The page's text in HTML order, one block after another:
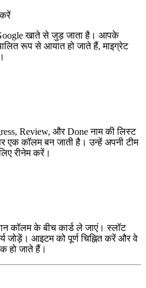
खाते से जुड़ जाता है। आपके
रूप से आयात हो जाते हैं, माइग्रेट
Review, और Done नाम की लिस्ट
एक कॉलम बन जाती है। उन्हें अपनी टीम
रीनेम करें।
कॉलम के बीच कार्ड ले जाएं। स्लॉट
जोड़ें। आइटम को पूर्ण चिह्नित करें और वे
हो जाते हैं।